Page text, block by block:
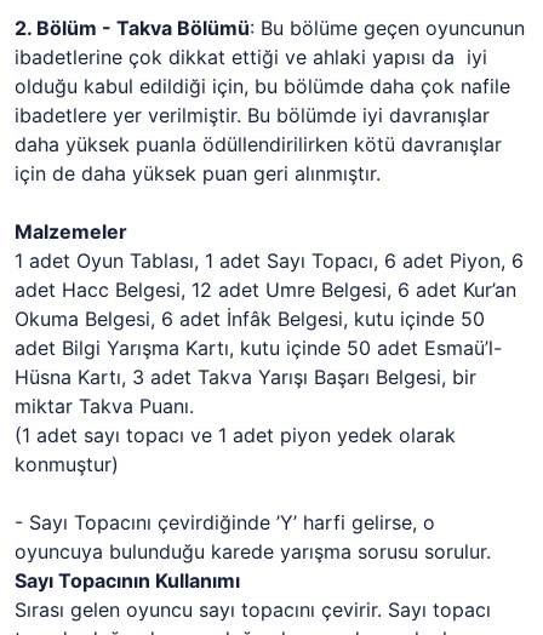
2. Bölüm - Takva Bölümü: Bu bölüme geçen oyuncunun
ibadetlerine çok dikkat ettiği ve ahlaki yapısı da iyi
olduğu kabul edildiği için, bu bölümde daha çok nafile
ibadetlere yer verilmiştir. Bu bölümde iyi davranışlar
daha yüksek puanla ödüllendirilirken kötü davranışlar
için de daha yüksek puan geri alınmıştır.
Malzemeler
1 adet Oyun Tablası, 1 adet Sayı Topacı, 6 adet Piyon, 6
adet Hacc Belgesi, 12 adet Umre Belgesi, 6 adet Kur’an
Okuma Belgesi, 6 adet İnfâk Belgesi, kutu içinde 50
adet Bilgi Yarışma Kartı, kutu içinde 50 adet Esmaü’l-
Hüsna Kartı, 3 adet Takva Yarışı Başarı Belgesi, bir
miktar Takva Puanı.
(1 adet sayı topacı ve 1 adet piyon yedek olarak
konmuştur)
- Sayı Topacını çevirdiğinde ’Y’ harfi gelirse, o
oyuncuya bulunduğu karede yarışma sorusu sorulur.
Sayı Topacının Kullanımı
Sırası gelen oyuncu sayı topacını çevirir. Sayı topacı